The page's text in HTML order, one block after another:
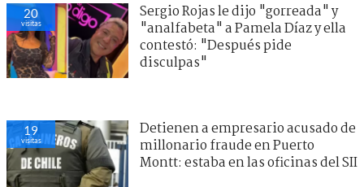
20
visitas
Sergio Rojas le dijo "gorreada" y
"analfabeta" a Pamela Díaz y ella
contestó: "Después pide
disculpas"
19
visitas
Detienen a empresario acusado de
millonario fraude en Puerto
Montt: estaba en las oficinas del SII